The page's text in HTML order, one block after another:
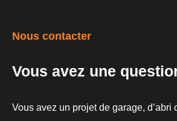
Nous contacter
Vous avez une
Vous avez un projet de garage, d’abri